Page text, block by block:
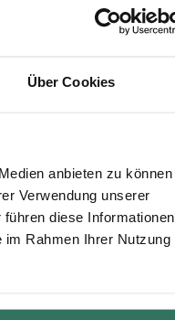
Über Cookies
anbieten zu können
Verwendung unserer
diese Informationen
im Rahmen Ihrer Nutzung